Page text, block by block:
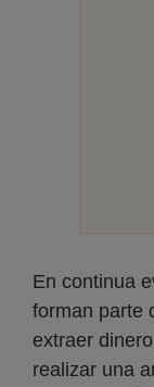
En continua
forman parte
extraer
realizar una